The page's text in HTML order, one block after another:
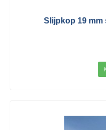
Slijpkop 19 mm